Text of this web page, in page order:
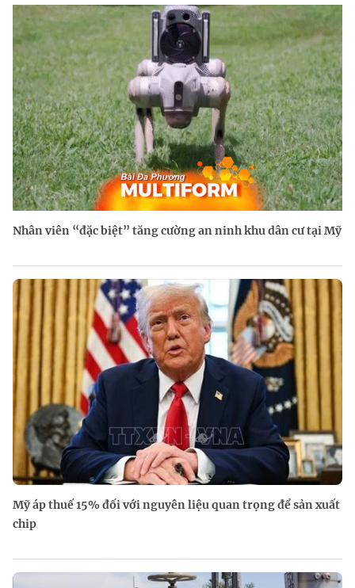
Nhân viên “đặc biệt” tăng cường an ninh khu dân cư tại Mỹ
Mỹ áp thuế 15% đối với nguyên liệu quan trọng để sản xuất
chip